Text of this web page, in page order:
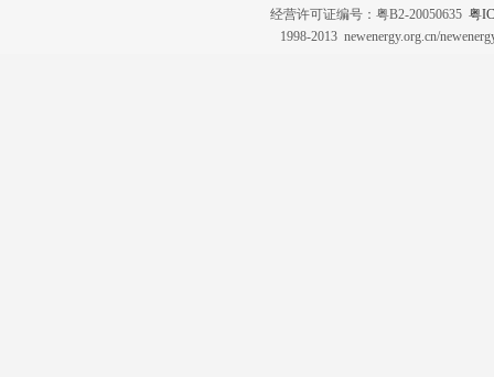
经营许可证编号：粤B2-20050635 粤
1998-2013 newenergy.org.cn/